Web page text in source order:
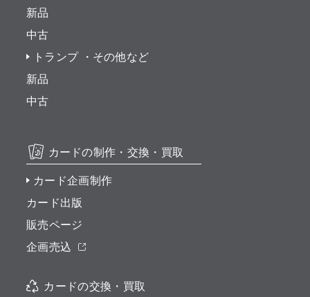
新品
中古
トランプ ・その他など
新品
中古
カードの制作・交換・買取
カード企画制作
カード出版
販売ページ
企画売込
カードの交換・買取